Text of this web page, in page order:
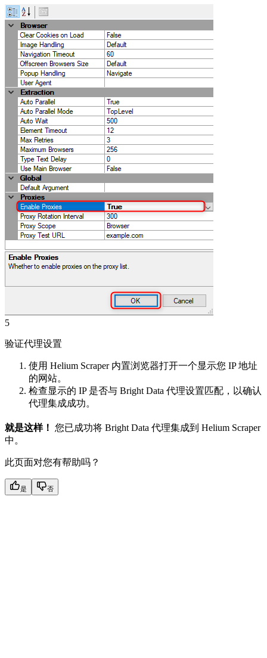
5
验证代理设置
使用 Helium Scraper 内置浏览器打开一个显示您 IP 地址
的网站。
检查显示的 IP 是否与 Bright Data 代理设置匹配，以确认
代理集成成功。
就是这样！ 您已成功将 Bright Data 代理集成到 Helium Scraper
中。
此页面对您有帮助吗？
是 否